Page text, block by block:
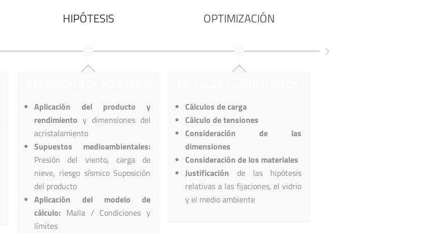
HIPÓTESIS
Aplicación del producto y
rendimiento y dimensiones del
acristalamiento
Supuestos medioambientales:
Presión del viento, carga de
nieve, riesgo sísmico Suposición
del producto
Aplicación del modelo de
cálculo: Malla / Condiciones y
límites
OPTIMIZACIÓN
Cálculos de carga
Cálculo de tensiones
Consideración de las
dimensiones
Consideración de los materiales
Justificación de las hipótesis
relativas a las fijaciones, el vidrio
y el medio ambiente